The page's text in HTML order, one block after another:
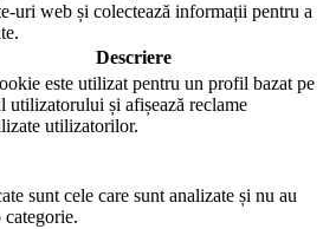
uri web și colectează informații pentru a
Descriere
este utilizat pentru un profil bazat pe
utilizatorului și afișează reclame
utilizatorilor.
sunt cele care sunt analizate și nu au